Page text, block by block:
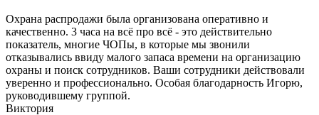
Охрана распродажи была организована оперативно и
качественно. 3 часа на всё про всё - это действительно
показатель, многие ЧОПы, в которые мы звонили
отказывались ввиду малого запаса времени на организацию
охраны и поиск сотрудников. Ваши сотрудники действовали
уверенно и профессионально. Особая благодарность Игорю,
руководившему группой.
Виктория